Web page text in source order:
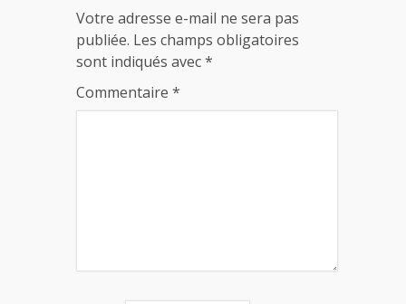
Votre adresse e-mail ne sera pas
publiée. Les champs obligatoires
sont indiqués avec*
Commentaire *